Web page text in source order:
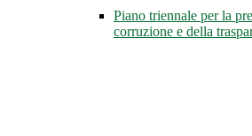
Piano triennale per la
corruzione e della